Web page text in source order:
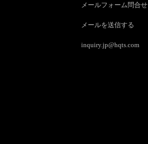
メールフォーム問合せ
メールを送信する
inquiry.jp@hqts.com